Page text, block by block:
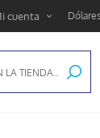
cuenta